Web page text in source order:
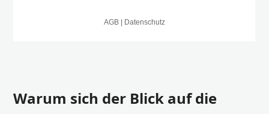
Warum sich der Blick auf die